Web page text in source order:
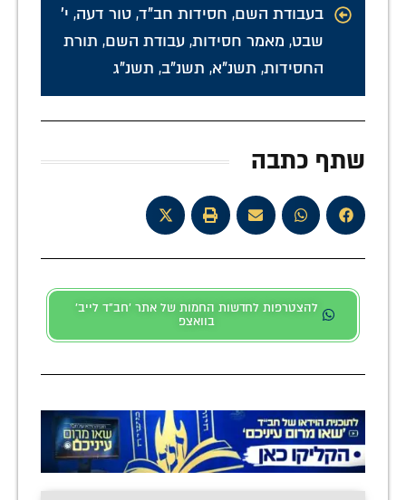
בעבודת השם, חסידות חב"ד, טור דעה, י'
שבט, מאמר חסידות, עבודת השם, תורת
החסידות, תשנ"א, תשנ"ב, תשנ"ג
שתף כתבה
להצטרפות לחדשות החמות של אתר 'חב"ד לייב'
בוואצפ